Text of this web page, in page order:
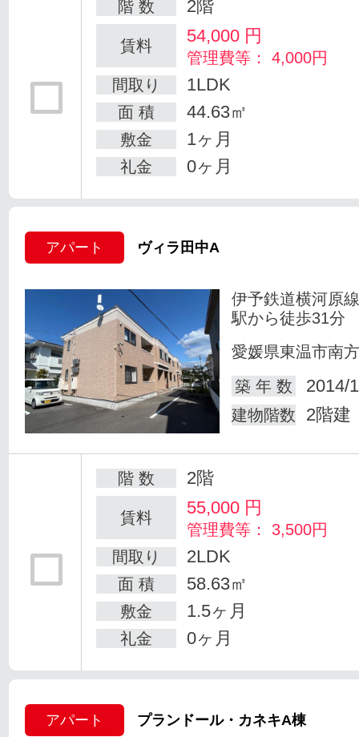
階 数 2階
賃料 54,000 円
管理費等： 4,000円
間取り
1LDK
面 積 44.63㎡
敷金 1ヶ月
礼金 0ヶ月
アパート ヴィラ田中A
伊予鉄道横河原
駅から徒歩31分
愛媛県東温市南方
築 年 数
2014/
建物階数 2階建
階 数 2階
賃料 55,000 円
管理費等： 3,500円
間取り
2LDK
面 積 58.63㎡
敷金 1.5ヶ月
礼金 0ヶ月
アパート プランドール・カネキA棟